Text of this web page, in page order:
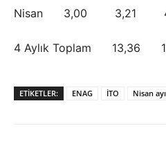
Nisan 3,00 3,21
4 Aylık Toplam 13,36
ETIKETLER: ENAG İTO Nisan